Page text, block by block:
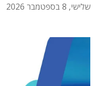
שלישי, 8 בספטמבר 2026